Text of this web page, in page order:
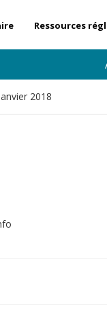
Ressources
2018